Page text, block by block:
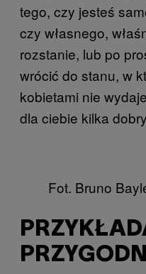
tego, czy jesteś
czy własnego,
rozstanie, lub po
wrócić do stanu, w
kobietami nie
dla ciebie kilka
Fot. Bruno